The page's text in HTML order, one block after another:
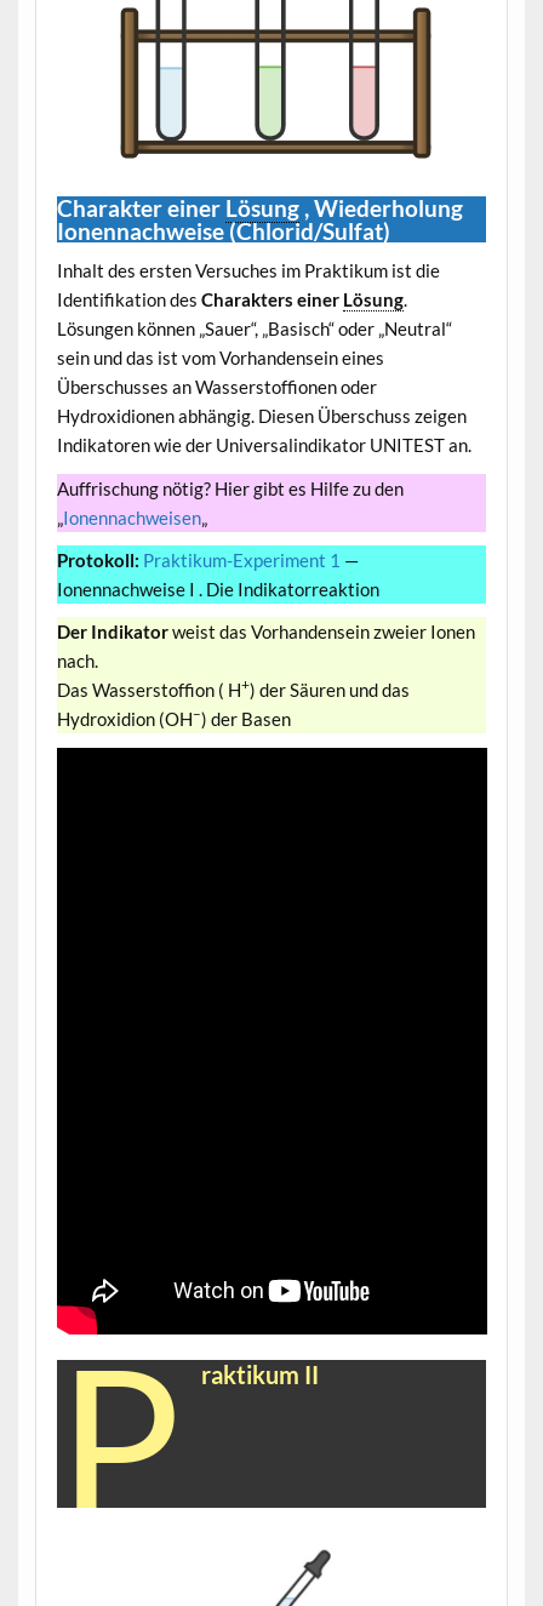
Charakter einer Lösung, Wiederholung
Ionennachweise (Chlorid/Sulfat)
Inhalt des ersten Versuches im Praktikum ist die
Identifikation des Charakters einer Lösung.
Lösungen können „Sauer“, „Basisch“ oder „Neutral“
sein und das ist vom Vorhandensein eines
Überschusses an Wasserstoffionen oder
Hydroxidionen abhängig. Diesen Überschuss zeigen
Indikatoren wie der Universalindikator UNITEST an.
Auffrischung nötig? Hier gibt es Hilfe zu den
Ionennachweisen„
Protokoll: Praktikum-Experiment 1 —
Ionennachweise I . Die Indikatorreaktion
Der Indikatorweist das Vorhandensein zweier Ionen
nach.
Das Wasserstoffion ( H+) der Säuren und das
Hydroxidion (OH–) der Basen
P raktikum II